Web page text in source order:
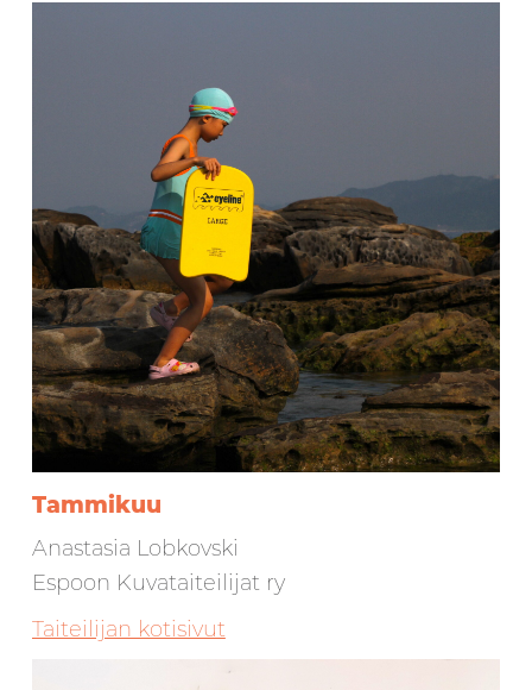
Tammikuu
Anastasia Lobkovski
Espoon Kuvataiteilijat ry
Taiteilijan kotisivut